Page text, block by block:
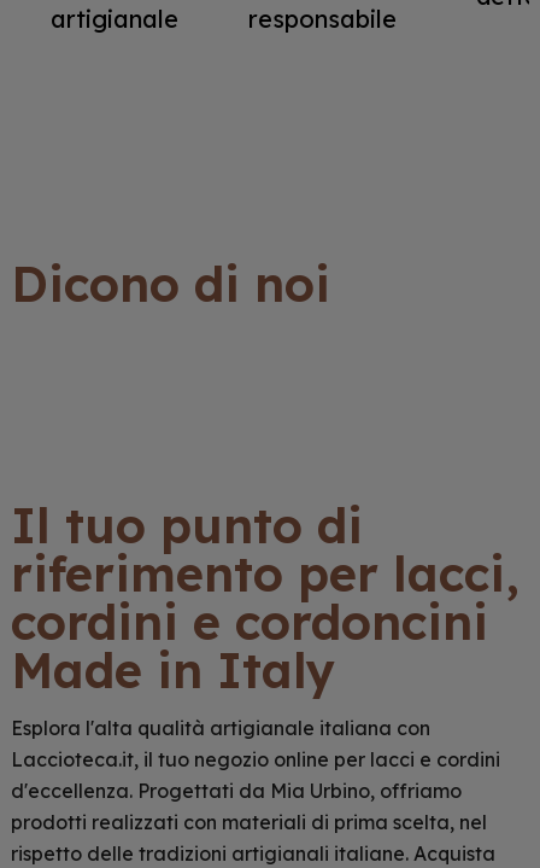
artigianale
responsabile
Dicono di noi
Il tuo punto di
riferimento per lacci,
cordini e cordoncini
Made in Italy
Esplora l'alta qualità artigianale italiana con
Laccioteca.it, il tuo negozio online per lacci e cordini
d'eccellenza. Progettati da Mia Urbino, offriamo
prodotti realizzati con materiali di prima scelta, nel
rispetto delle tradizioni artigianali italiane. Acquista